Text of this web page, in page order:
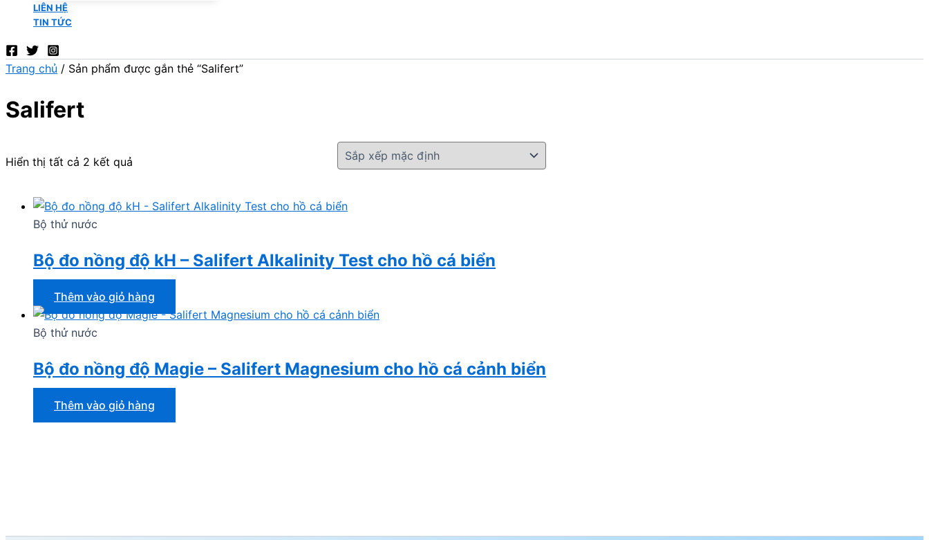
LIÊN HỆ
TIN TỨC
Trang chủ / Sản phẩm được gắn thẻ “Salifert”
Salifert
Hiển thị tất cả 2 kết quả
Bộ thử nước
Bộ đo nồng độ kH – Salifert Alkalinity Test cho hồ cá biển
Thêm vào giỏ hàng
Bộ thử nước
Bộ đo nồng độ Magie – Salifert Magnesium cho hồ cá cảnh biển
Thêm vào giỏ hàng